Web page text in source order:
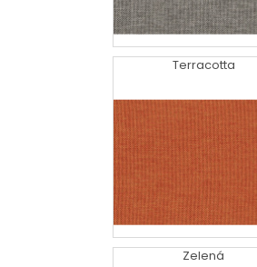
Terracotta
Zelená